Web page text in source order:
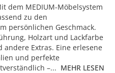
dem MEDIUM-Möbelsystem
zu den
persönlichen Geschmack.
Holzart und Lackfarbe
Extras. Eine erlesene
und perfekte
–... MEHR LESEN